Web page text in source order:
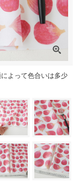
よって色合いは多少